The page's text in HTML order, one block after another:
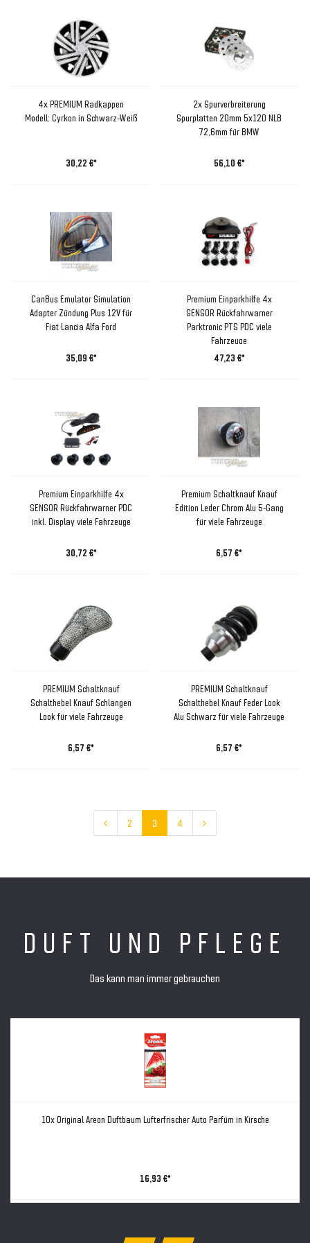
4x PREMIUM Radkappen
Modell: Cyrkon in Schwarz-Weiß
30,22 €*
2x Spurverbreiterung
Spurplatten 20mm 5x120 NLB
72,6mm für BMW
56,10 €*
CanBus Emulator Simulation
Adapter Zündung Plus 12V für
Fiat Lancia Alfa Ford
35,09 €*
Premium Einparkhilfe 4x
SENSOR Rückfahrwarner
Parktronic PTS PDC viele
Fahrzeuge
47,23 €*
Premium Einparkhilfe 4x
SENSOR Rückfahrwarner PDC
inkl. Display viele Fahrzeuge
30,72 €*
Premium Schaltknauf Knauf
Edition Leder Chrom Alu 5-Gang
für viele Fahrzeuge
6,57 €*
PREMIUM Schaltknauf
Schalthebel Knauf Schlangen
Look für viele Fahrzeuge
6,57 €*
PREMIUM Schaltknauf
Schalthebel Knauf Feder Look
Alu Schwarz für viele Fahrzeuge
6,57 €*
2 3 4
DUFT UND PFLEGE
Das kann man immer gebrauchen
10x Original Areon Duftbaum Lufterfrischer Auto Parfüm in Kirsche
16,93 €*